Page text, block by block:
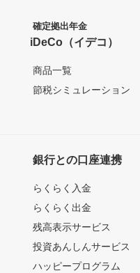
確定拠出年金
iDeCo（イデコ）
商品一覧
節税シミュレーション
銀行との口座連携
らくらく入金
らくらく出金
残高表示サービス
投資あんしんサービス
ハッピープログラム